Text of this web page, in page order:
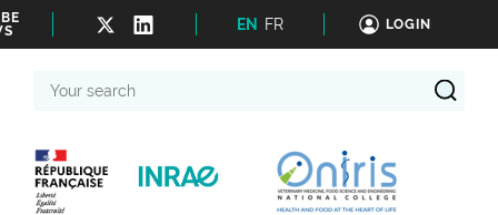
EN FR LOGIN
search